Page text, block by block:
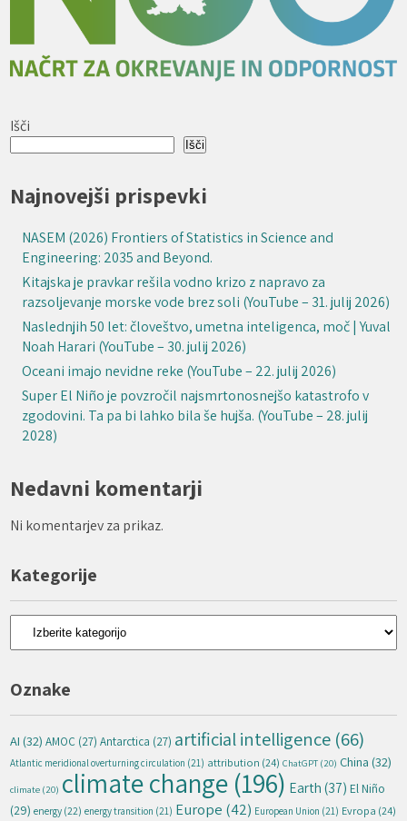
Išči
Išči
Najnovejši prispevki
NASEM (2026) Frontiers of Statistics in Science and
Engineering: 2035 and Beyond.
Kitajska je pravkar rešila vodno krizo z napravo za
razsoljevanje morske vode brez soli (YouTube – 31. julij 2026)
Naslednjih 50 let: človeštvo, umetna inteligenca, moč | Yuval
Noah Harari (YouTube – 30. julij 2026)
Oceani imajo nevidne reke (YouTube – 22. julij 2026)
Super El Niño je povzročil najsmrtonosnejšo katastrofo v
zgodovini. Ta pa bi lahko bila še hujša. (YouTube – 28. julij
2028)
Nedavni komentarji
Ni komentarjev za prikaz.
Kategorije
Kategorije
Oznake
AI (32) AMOC (27) Antarctica (27) artificial intelligence (66)
Atlantic meridional overturning circulation (21) attribution (24) ChatGPT (20) China (32)
climate (20) climate change (196) Earth (37) El Niño
(29) energy (22) energy transition (21) Europe (42) European Union (21) Evropa (24)